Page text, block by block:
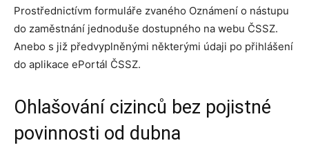
Prostřednictívm formuláře zvaného Oznámení o nástupu
do zaměstnání jednoduše dostupného na webu ČSSZ.
Anebo s již předvyplněnými některými údaji po přihlášení
do aplikace ePortál ČSSZ.
Ohlašování cizinců bez pojistné
povinnosti od dubna